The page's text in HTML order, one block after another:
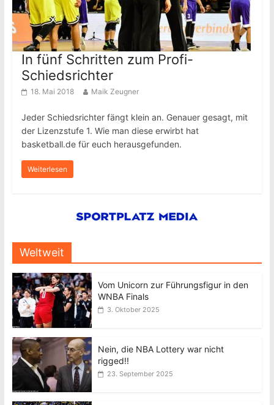
In fünf Schritten zum Profi-
Schiedsrichter
18. Mai 2018 Maik Zeugner
Jeder Schiedsrichter fängt klein an. Genauer gesagt, mit
der Lizenzstufe 1. Wie man diese erwirbt hat
basketball.de für euch herausgefunden.
Weiterlesen
Weltweit
Vom Unicorn zur Führungsfigur in den
WNBA Finals
3. Oktober 2025
Nein, die NBA Lottery war nicht
rigged!!
23. September 2025